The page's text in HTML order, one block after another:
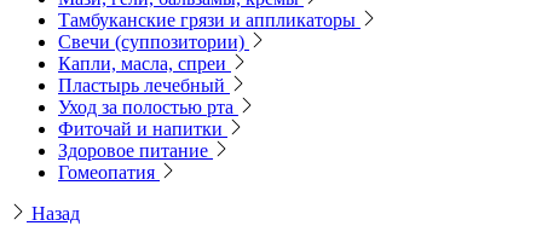
Тамбуканские грязи и аппликаторы
Свечи (суппозитории)
Капли, масла, спреи
Пластырь лечебный
Уход за полостью рта
Фиточай и напитки
Здоровое питание
Гомеопатия
Назад